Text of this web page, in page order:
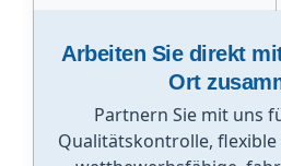
Arbeiten Sie direkt
Ort
Partnern Sie mit uns
Qualitätskontrolle,